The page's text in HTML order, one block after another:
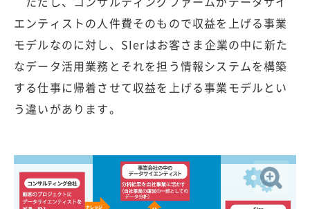
エンティストの人件費そのもので収益を上げる事業
モデルなのに対し、SIerはお客さま企業の中に新た
なデータ活用業務とそれを担う情報システムを構築
する仕事に帰着させて収益を上げる事業モデルとい
う違いがあります。